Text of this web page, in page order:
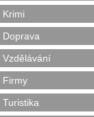
Krimi
Doprava
Vzdělávání
Firmy
Turistika